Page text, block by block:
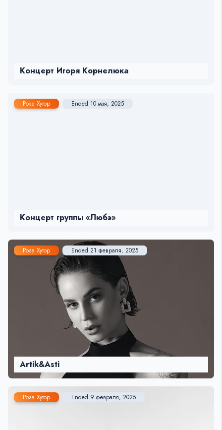
Концерт Игоря Корнелюка
Роза Хутор Ended 10 мая, 2025
Концерт группы «Любэ»
Роза Хутор Ended 21 февраля, 2025
Artik&Asti
Роза Хутор Ended 9 февраля, 2025